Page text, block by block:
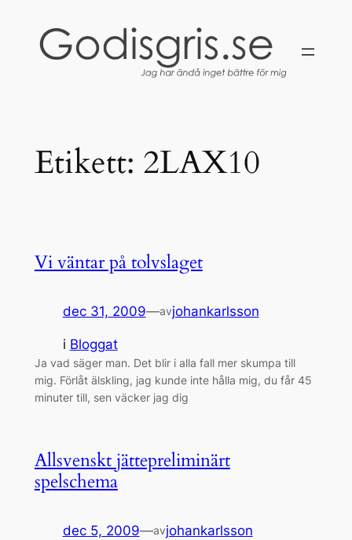
innehåll
Etikett: 2LAX10
Vi väntar på tolvslaget
dec 31, 2009—avjohankarlsson
i Bloggat
Ja vad säger man. Det blir i alla fall mer skumpa till
mig. Förlåt älskling, jag kunde inte hålla mig, du får 45
minuter till, sen väcker jag dig
Allsvenskt jättepreliminärt
spelschema
dec 5, 2009—avjohankarlsson